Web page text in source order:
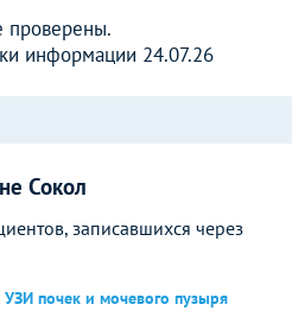
проверены.
информации 24.07.26
Сокол
записавшихся через
УЗИ почек и мочевого пузыря